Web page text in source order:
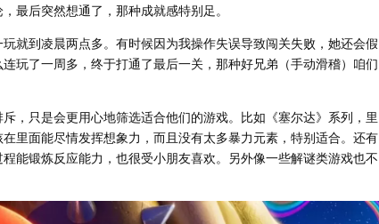
最后突然想通了，那种成就感特别足。
就到凌晨两点多。有时候因为我操作失误导致闯关失败，她还会假
玩了一周多，终于打通了最后一关，那种好兄弟（手动滑稽）咱们
，只是会更用心地筛选适合他们的游戏。比如《塞尔达》系列，里
里面能尽情发挥想象力，而且没有太多暴力元素，特别适合。还有
能锻炼反应能力，也很受小朋友喜欢。另外像一些解谜类游戏也不